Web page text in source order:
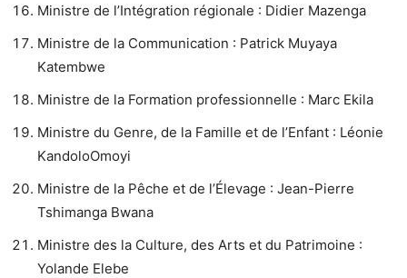
Ministre de l’Intégration régionale : Didier Mazenga
Ministre de la Communication : Patrick Muyaya
Katembwe
Ministre de la Formation professionnelle : Marc Ekila
Ministre du Genre, de la Famille et de l’Enfant : Léonie
KandoloOmoyi
Ministre de la Pêche et de l’Élevage : Jean-Pierre
Tshimanga Bwana
Ministre des la Culture, des Arts et du Patrimoine :
Yolande Elebe